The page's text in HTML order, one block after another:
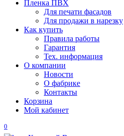
Пленка ПВХ
Для печати фасадов
Для продажи в нарезку
Как купить
Правила работы
Гарантия
Тех. информация
О компании
Новости
О фабрике
Контакты
Корзина
Мой кабинет
0